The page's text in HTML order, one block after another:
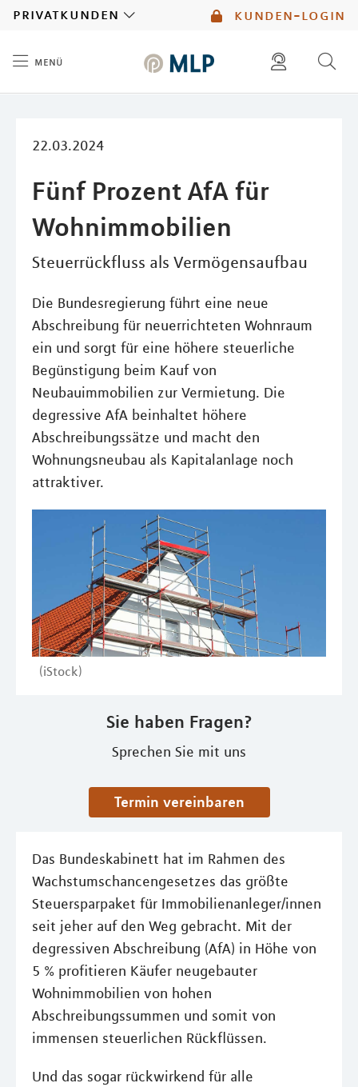
kunden-login
privatkunden
menü
22.03.2024
Fünf Prozent AfA für
Wohnimmobilien
Steuerrückfluss als Vermögensaufbau
Die Bundesregierung führt eine neue
Abschreibung für neuerrichteten Wohnraum
ein und sorgt für eine höhere steuerliche
Begünstigung beim Kauf von
Neubauimmobilien zur Vermietung. Die
degressive AfA beinhaltet höhere
Abschreibungssätze und macht den
Wohnungsneubau als Kapitalanlage noch
attraktiver.
(iStock)
Sie haben Fragen?
Sprechen Sie mit uns
Termin vereinbaren
Das Bundeskabinett hat im Rahmen des
Wachstumschancengesetzes das größte
Steuersparpaket für Immobilienanleger/innen
seit jeher auf den Weg gebracht. Mit der
degressiven Abschreibung (AfA) in Höhe von
5 % profitieren Käufer neugebauter
Wohnimmobilien von hohen
Abschreibungssummen und somit von
immensen steuerlichen Rückflüssen.
Und das sogar rückwirkend für alle